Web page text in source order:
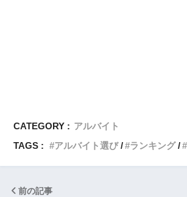
CATEGORY : アルバイト
TAGS :
アルバイト選び ランキング
前の記事